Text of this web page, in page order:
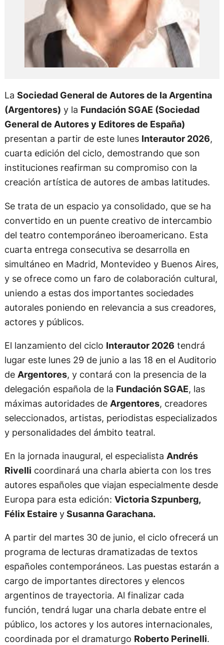
La Sociedad General de Autores de la Argentina
(Argentores) y la Fundación SGAE (Sociedad
General de Autores y Editores de España)
presentan a partir de este lunes Interautor 2026,
cuarta edición del ciclo, demostrando que son
instituciones reafirman su compromiso con la
creación artística de autores de ambas latitudes.
Se trata de un espacio ya consolidado, que se ha
convertido en un puente creativo de intercambio
del teatro contemporáneo iberoamericano. Esta
cuarta entrega consecutiva se desarrolla en
simultáneo en Madrid, Montevideo y Buenos Aires,
y se ofrece como un faro de colaboración cultural,
uniendo a estas dos importantes sociedades
autorales poniendo en relevancia a sus creadores,
actores y públicos.
El lanzamiento del ciclo Interautor 2026 tendrá
lugar este lunes 29 de junio a las 18 en el Auditorio
de Argentores, y contará con la presencia de la
delegación española de la Fundación SGAE, las
máximas autoridades de Argentores, creadores
seleccionados, artistas, periodistas especializados
y personalidades del ámbito teatral.
En la jornada inaugural, el especialista Andrés
Rivelli coordinará una charla abierta con los tres
autores españoles que viajan especialmente desde
Europa para esta edición: Victoria Szpunberg,
Félix Estaire ySusanna Garachana.
A partir del martes 30 de junio, el ciclo ofrecerá un
programa de lecturas dramatizadas de textos
españoles contemporáneos. Las puestas estarán a
cargo de importantes directores y elencos
argentinos de trayectoria. Al finalizar cada
función, tendrá lugar una charla debate entre el
público, los actores y los autores internacionales,
coordinada por el dramaturgo Roberto Perinelli.